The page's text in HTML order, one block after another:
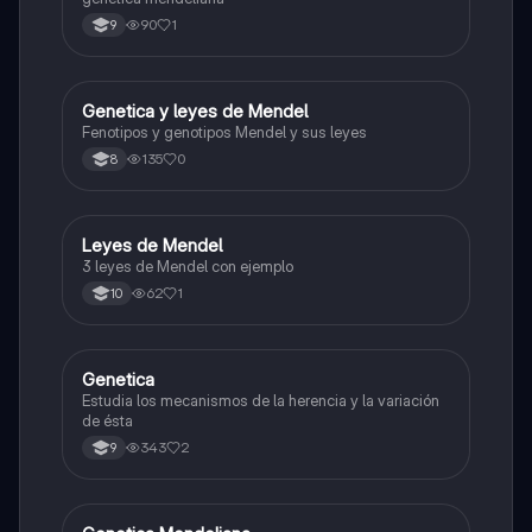
9 90 1
Biologia
Genetica y leyes de Mendel
Fenotipos y genotipos Mendel y sus leyes
8 135 0
Biologia
Leyes de Mendel
3 leyes de Mendel con ejemplo
10 62 1
Biologia
Genetica
Estudia los mecanismos de la herencia y la variación
de ésta
9 343 2